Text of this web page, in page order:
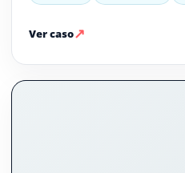
Ver caso↗